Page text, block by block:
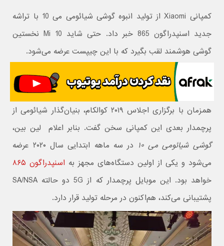
کمپانی Xiaomi از تولید انبوه گوشی شیائومی می 10 با تراشه
جدید اسنپدراگون 865 خبر داد. حتی شاید Mi 10 نخستین
گوشی هوشمند لقب بگیرد که با این چیپست عرضه می‌شود.
همزمان با برگزاری اجلاس ۲۰۱۹ کوالکام، بنیان‌گذار شیائومی از
پرچمدار بعدی این کمپانی سخن گفت. بنابر اعلام لین بین،
گوشی شیائومی می ۱۰
در سه ماهه ابتدایی سال ۲۰۲۰ عرضه
می‌شود و یکی از اولین دستگاه‌های مجهز به اسنپدراگون ۸۶۵
خواهد بود. این موبایل پرچمدار که از 5G دو حالته SA/NSA
پشتیبانی می‌کند، هم‌اکنون در مرحله تولید قرار دارد.